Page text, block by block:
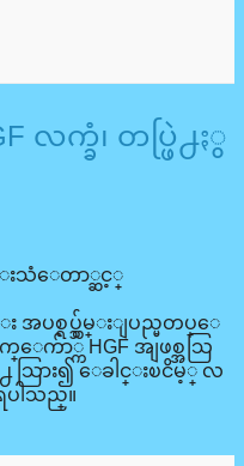
လက္ခံ၊ တပ္ဖြဲ႕ႏွ
သံေတာ္ဆင့္
အပစ္ရပ္သွ်မ္းျပည္မတပ္ေ
ာ္က HGF အျဖစ္အသြ
သြား၍ ေခါင္းၿငိမ့္ လ
ါသည္။